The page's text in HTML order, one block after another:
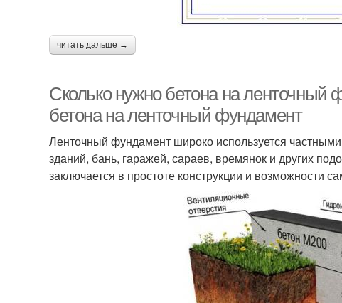
читать дальше →
Сколько нужно бетона на ленточный
бетона на ленточный фундамент
Ленточный фундамент широко используется
зданий, бань, гаражей, сараев, времянок и других
заключается в простоте конструкции и возможности